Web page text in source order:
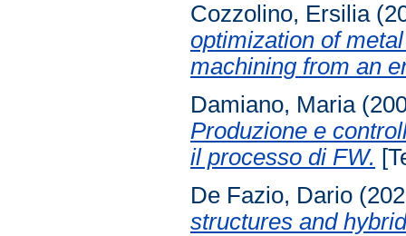
Cozzolino, Ersilia
optimization of
machining from an
Damiano, Maria
Produzione e
il processo di FW.
De Fazio, Dario
structures and